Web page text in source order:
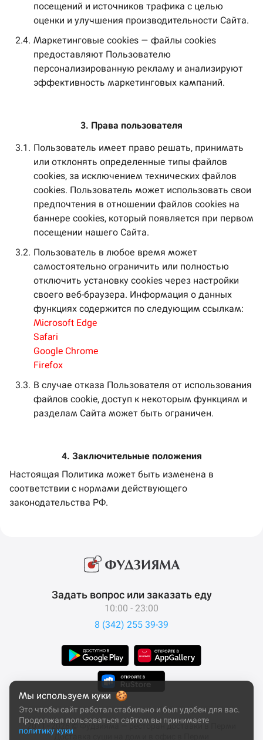
посещений и источников трафика с целью
оценки и улучшения производительности Сайта.
2.4. Маркетинговые cookies — файлы cookies
предоставляют Пользователю
персонализированную рекламу и анализируют
эффективность маркетинговых кампаний.
3. Права пользователя
3.1. Пользователь имеет право решать, принимать
или отклонять определенные типы файлов
cookies, за исключением технических файлов
cookies. Пользователь может использовать свои
предпочтения в отношении файлов cookies на
баннере cookies, который появляется при первом
посещении нашего Сайта.
3.2. Пользователь в любое время может
самостоятельно ограничить или полностью
отключить установку cookies через настройки
своего веб-браузера. Информация о данных
функциях содержится по следующим ссылкам:
Microsoft Edge
Safari
Google Chrome
Firefox
3.3. В случае отказа Пользователя от использования
файлов cookie, доступ к некоторым функциям и
разделам Сайта может быть ограничен.
4. Заключительные положения
Настоящая Политика может быть изменена в
соответствии с нормами действующего
законодательства РФ.
Задать вопрос или заказать еду
10:00 - 23:00
8 (342) 255 39-39
2011–2026 © Фудзияма — ресторан доставки в Перми
Доставка суши на дом и в офис в Перми
Мы используем куки
Это чтобы сайт работал стабильно и был удобен для вас.
Продолжая пользоваться сайтом вы принимаете
политику куки